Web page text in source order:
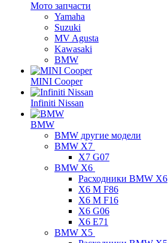
Мото запчасти
Yamaha
Suzuki
MV Agusta
Kawasaki
BMW
MINI Cooper
Infiniti Nissan
BMW
BMW другие модели
BMW X7
X7 G07
BMW X6
Расходники BMW X6
X6 M F86
X6 M F16
X6 G06
X6 E71
BMW X5